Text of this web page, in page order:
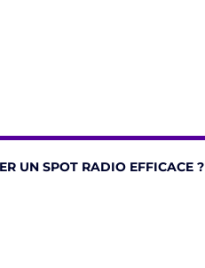
UN SPOT RADIO EFFICACE ?